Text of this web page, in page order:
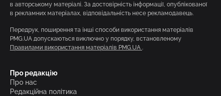
в авторському матеріалі. За достовірність інформації, опублікованої
в рекламних матеріалах, відповідальність несе рекламодавець.
Передрук, поширення та інші способи використання матеріалів
PMG.UA допускаються виключно у порядку, встановленому
Правилами використання матеріалів PMG.UA .
Про редакцію
Про нас
Редакційна політика